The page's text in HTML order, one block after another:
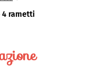
4 rametti